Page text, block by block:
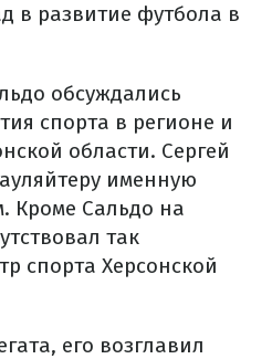
в развитие футбола в
обсуждались
спорта в регионе и
области. Сергей
именную
Кроме Сальдо на
так
спорта Херсонской
его возглавил